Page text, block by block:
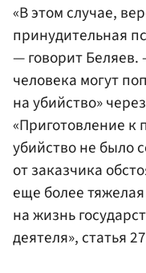
«В этом случае,
принудительная
— говорит Беляев.
человека могут
на убийство»
«Приготовление к
убийство не было
от заказчика
еще более
на жизнь
деятеля», статья